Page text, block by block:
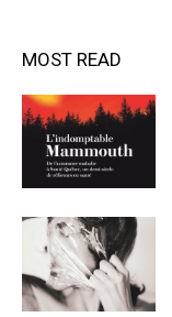
MOST READ